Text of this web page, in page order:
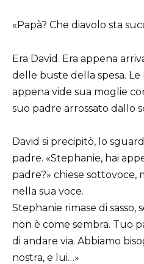
«Papà? Che diavolo sta
Era David. Era appena
delle buste della spesa. Le
appena vide sua moglie
suo padre arrossato dallo
David si precipitò, lo
padre. «Stephanie, hai
padre?» chiese sottovoce,
nella sua voce.
Stephanie rimase di sasso,
non è come sembra. Tuo
di andare via. Abbiamo
nostra, e lui…»